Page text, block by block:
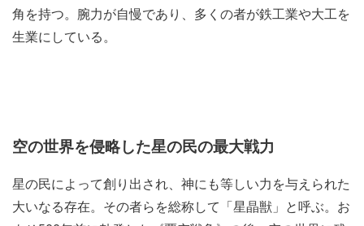
角を持つ。腕力が自慢であり、多くの者が鉄工業や大工を
生業にしている。
空の世界を侵略した星の民の最大戦力
星の民によって創り出され、神にも等しい力を与えられた
大いなる存在。その者らを総称して「星晶獣」と呼ぶ。お